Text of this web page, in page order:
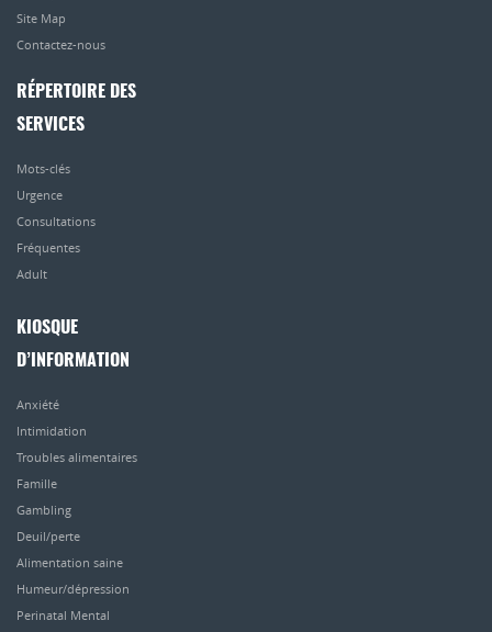
Site Map
Contactez-nous
RÉPERTOIRE DES
SERVICES
Mots-clés
Urgence
Consultations
Fréquentes
Adult
KIOSQUE
D’INFORMATION
Anxiété
Intimidation
Troubles alimentaires
Famille
Gambling
Deuil/perte
Alimentation saine
Humeur/dépression
Perinatal Mental